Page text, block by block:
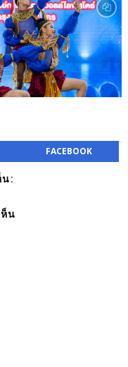
FACEBOOK
น:
น